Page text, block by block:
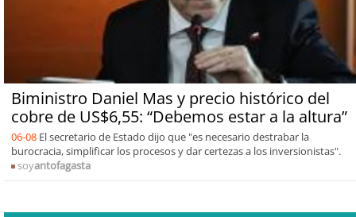
Biministro Daniel Mas y precio histórico del
cobre de US$6,55: “Debemos estar a la altura”
06-08 El secretario de Estado dijo que "es necesario destrabar la
burocracia, simplificar los procesos y dar certezas a los inversionistas".
soyantofagasta